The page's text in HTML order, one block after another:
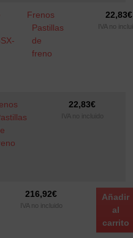
Frenos
Pastillas
de
freno
22,83€
IVA no
22,83€
IVA no incluido
216,92€
IVA no incluido
Añadir
al
carrito